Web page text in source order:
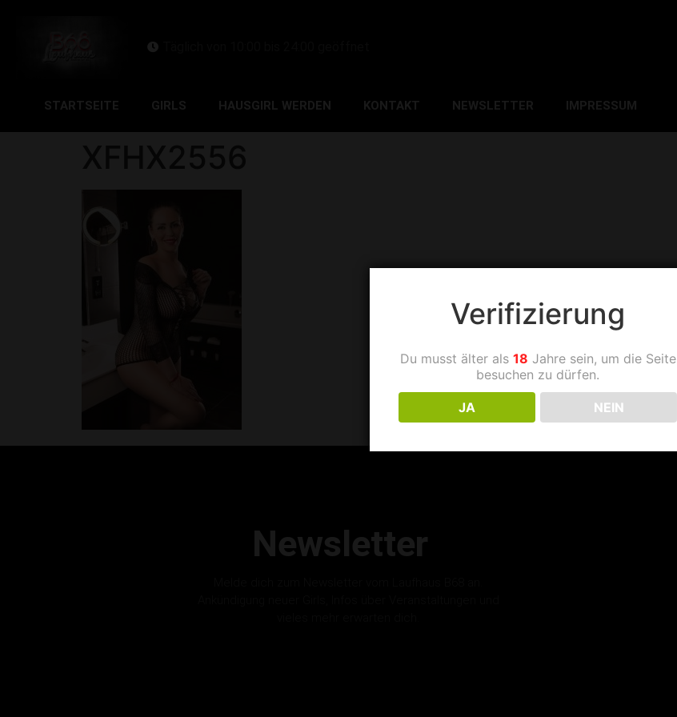
STARTSEITE GIRLS HAUSGIRL WERDEN KONTAKT NEWSLETTER IMPRESSUM
Newsletter
Verifizierung
Du musst älter als 18 Jahre sein, um die Seite
besuchen zu dürfen.
JA NEIN